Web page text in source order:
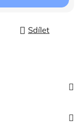
Sdílet